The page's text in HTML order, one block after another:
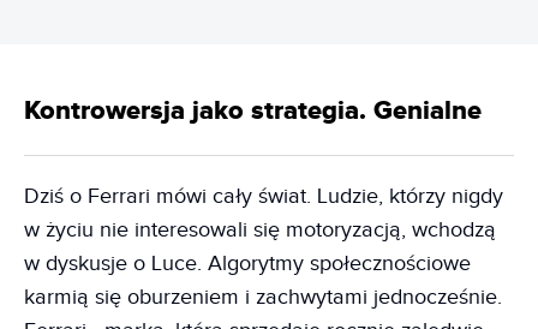
Kontrowersja jako strategia. Genialne
Dziś o Ferrari mówi cały świat. Ludzie, którzy nigdy
w życiu nie interesowali się motoryzacją, wchodzą
w dyskusje o Luce. Algorytmy społecznościowe
karmią się oburzeniem i zachwytami jednocześnie.